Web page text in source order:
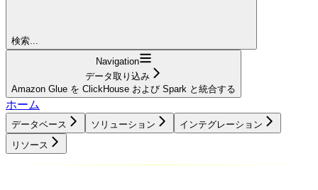
検索...
Navigation
データ取り込み
Amazon Glue を ClickHouse および Spark と統合する
ホーム
データベース ソリューション
インテグレーション
リソース